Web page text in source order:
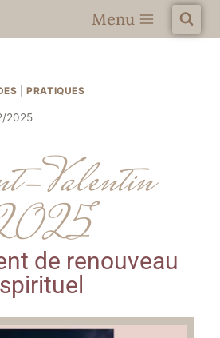
Menu
|PRATIQUES
2025
Valentin
de renouveau
spirituel